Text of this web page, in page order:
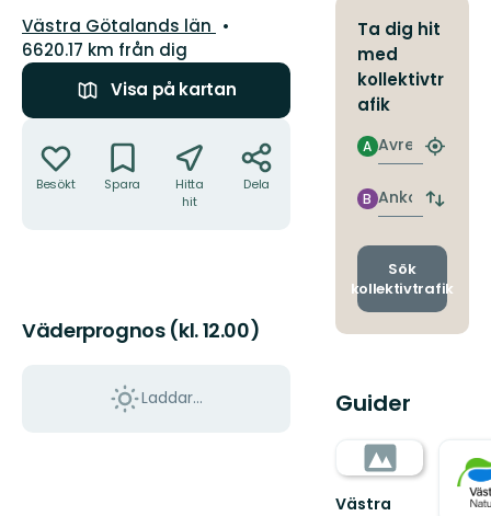
Län:
Västra Götalands län
6620.17 km från dig
Visa på kartan
Besökt Spara
Hitta
hit
Dela
Väderprognos (kl. 12.00)
Laddar...
Ta dig hit
med
kollektivtr
afik
Avresa
A
Hitta
Ankomst
B
Byt
och
Sök
kollektivtrafik
Guider
Västra